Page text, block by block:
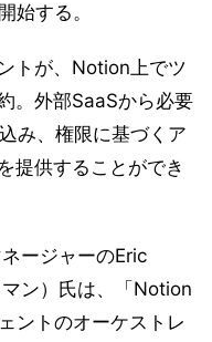
始する。
トが、Notion上でツ
。外部SaaSから必要
み、権限に基づくア
提供することができ
ージャーのEric
ン）氏は、「Notion
ントのオーケストレ